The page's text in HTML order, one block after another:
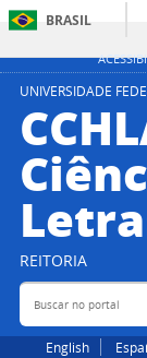
BRASIL
UNIVERSIDADE
REITORIA
Buscar no portal
English